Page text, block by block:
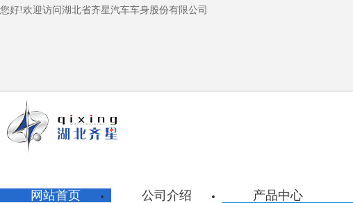
您好!欢迎访问湖北省齐星汽车车身股份有限公司
网站首页 公司介绍
产品中心